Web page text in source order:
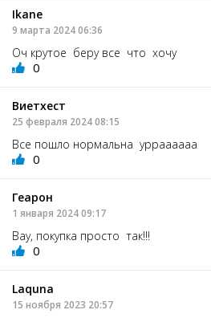
Ikane
9 марта 2024 06:36
Оч крутое беру все что хочу
0
Виетхест
25 февраля 2024 08:15
Все пошло нормальна урраааааа
0
Геарон
1 января 2024 09:17
Вау, покупка просто так!!!
0
Laquna
15 ноября 2023 20:57